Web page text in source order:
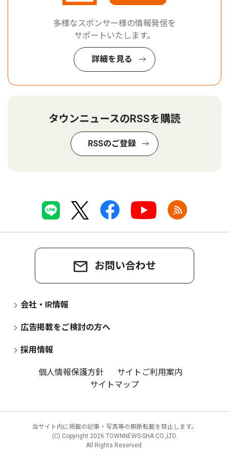
多様なスポンサー様の情報発信を
サポートいたします。
詳細を見る
タウンニュースのRSSを購読
RSSのご登録
お問い合わせ
会社・IR情報
広告掲載をご検討の方へ
採用情報
個人情報保護方針
サイトご利用案内
サイトマップ
当サイト内に掲載の記事・写真等の無断転載を禁止します。
(C) Copyright 2026 TOWNNEWS-SHA CO.,LTD.
All Rights Reserved.